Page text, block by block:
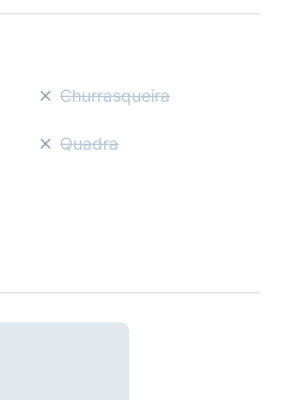
Churrasqueira
Quadra